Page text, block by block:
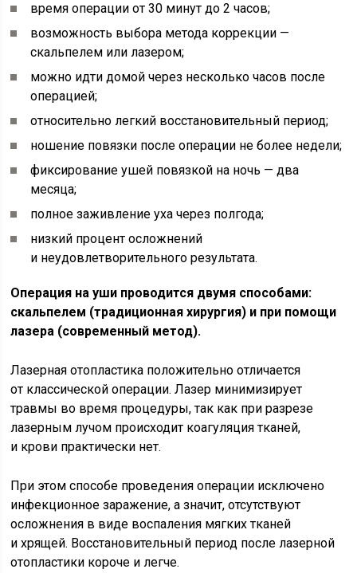
время операции от 30 минут до 2 часов;
возможность выбора метода коррекции —
скальпелем или лазером;
можно идти домой через несколько часов после
операцией;
относительно легкий восстановительный период;
ношение повязки после операции не более недели;
фиксирование ушей повязкой на ночь — два
месяца;
полное заживление уха через полгода;
низкий процент осложнений
и неудовлетворительного результата.
Операция на уши проводится двумя способами:
скальпелем (традиционная хирургия) и при помощи
лазера (современный метод).
Лазерная отопластика положительно отличается
от классической операции. Лазер минимизирует
травмы во время процедуры, так как при разрезе
лазерным лучом происходит коагуляция тканей,
и крови практически нет.
При этом способе проведения операции исключено
инфекционное заражение, а значит, отсутствуют
осложнения в виде воспаления мягких тканей
и хрящей. Восстановительный период после лазерной
отопластики короче и легче.